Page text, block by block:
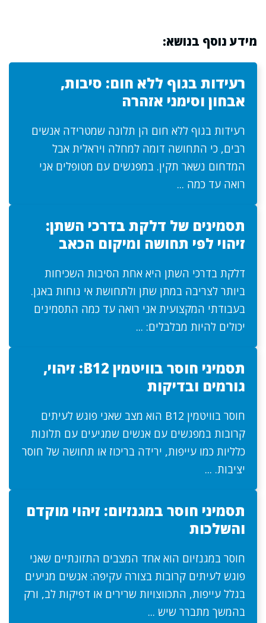
מידע נוסף בנושא:
רעידות בגוף ללא חום: סיבות,
אבחון וסימני אזהרה
רעידות בגוף ללא חום הן תלונה שמטרידה אנשים
רבים, כי התחושה דומה למחלה ויראלית אבל
המדחום נשאר תקין. במפגשים עם מטופלים אני
רואה עד כמה ...
תסמינים של דלקת בדרכי השתן:
זיהוי לפי תחושה ומיקום הכאב
דלקת בדרכי השתן היא אחת הסיבות השכיחות
ביותר לצריבה במתן שתן ולתחושת אי נוחות באגן.
בעבודתי המקצועית אני רואה עד כמה התסמינים
יכולים להיות מבלבלים: ...
תסמיני חוסר בוויטמין B12: זיהוי,
גורמים ובדיקות
חוסר בוויטמין B12 הוא מצב שאני פוגש לעיתים
קרובות במפגשים עם אנשים שמגיעים עם תלונות
כלליות כמו עייפות, ירידה בריכוז או תחושה של חוסר
יציבות. ...
תסמיני חוסר במגנזיום: זיהוי מוקדם
והשלכות
חוסר במגנזיום הוא אחד המצבים התזונתיים שאני
פוגש לעיתים קרובות בצורה עקיפה: אנשים מגיעים
בגלל עייפות, התכווצויות שרירים או דפיקות לב, ורק
בהמשך מתברר שיש ...